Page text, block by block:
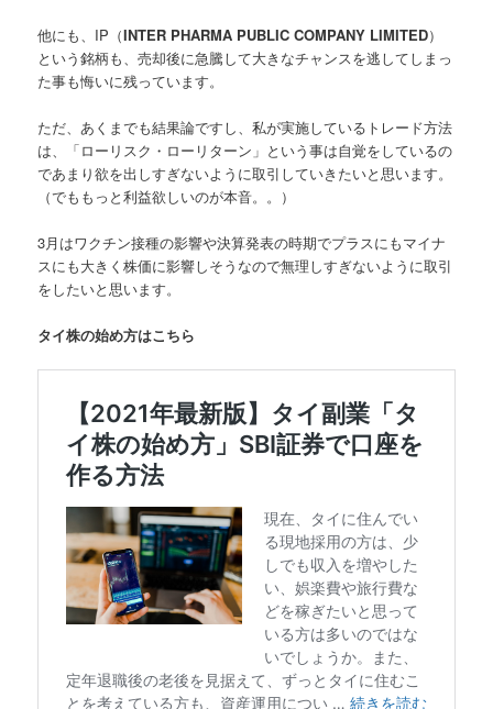
他にも、 IP（INTER PHARMA PUBLIC COMPANY LIMITED）
という銘柄も、売却後に急騰して大きなチャンスを逃してしまっ
た事も悔いに残っています。
ただ、あくまでも結果論ですし、私が実施しているトレード方法
は、
「ローリスク・ローリターン」 という事は自覚をしているの
であまり欲を出しすぎないように取引していきたいと思います。
（でももっと利益欲しいのが本音。。）
3月はワクチン接種の影響や決算発表の時期でプラスにもマイナ
スにも大きく株価に影響しそうなので無理しすぎないように取引
をしたいと思います。
タイ株の始め方はこちら